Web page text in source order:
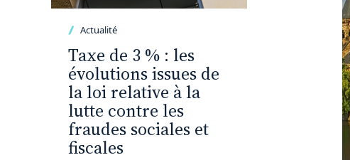
Actualité
Taxe de 3 % : les
évolutions issues de
la loi relative à la
lutte contre les
fraudes sociales et
fiscales